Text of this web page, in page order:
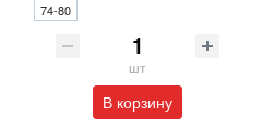
74-80
шт
В корзину